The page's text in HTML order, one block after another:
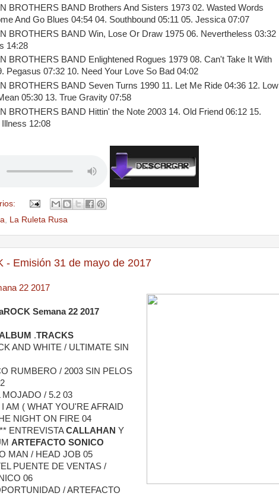
BROTHERS BAND Brothers And Sisters 1973 02. Wasted Words
And Go Blues 04:54 04. Southbound 05:11 05. Jessica 07:07
BROTHERS BAND Win, Lose Or Draw 1975 06. Nevertheless 03:32
14:28
BROTHERS BAND Enlightened Rogues 1979 08. Can't Take It With
Pegasus 07:32 10. Need Your Love So Bad 04:02
BROTHERS BAND Seven Turns 1990 11. Let Me Ride 04:36 12. Low
05:30 13. True Gravity 07:58
BROTHERS BAND Hittin' the Note 2003 14. Old Friend 06:12 15.
Illness 12:08
, La Ruleta Rusa
- Emisión 31 de mayo de 2017
22 2017
Semana 22 2017
.TRACKS
AND WHITE / ULTIMATE SIN
RUMBERO / 2003 SIN PELOS
MOJADO / 5.2 03
I AM ( WHAT YOU'RE AFRAID
NIGHT ON FIRE 04
ENTREVISTACALLAHAN Y
ARTEFACTO SONICO
MAN / HEAD JOB 05
PUENTE DE VENTAS /
06
/ ARTEFACTO